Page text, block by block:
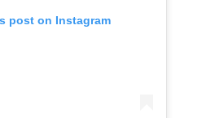
post on Instagram